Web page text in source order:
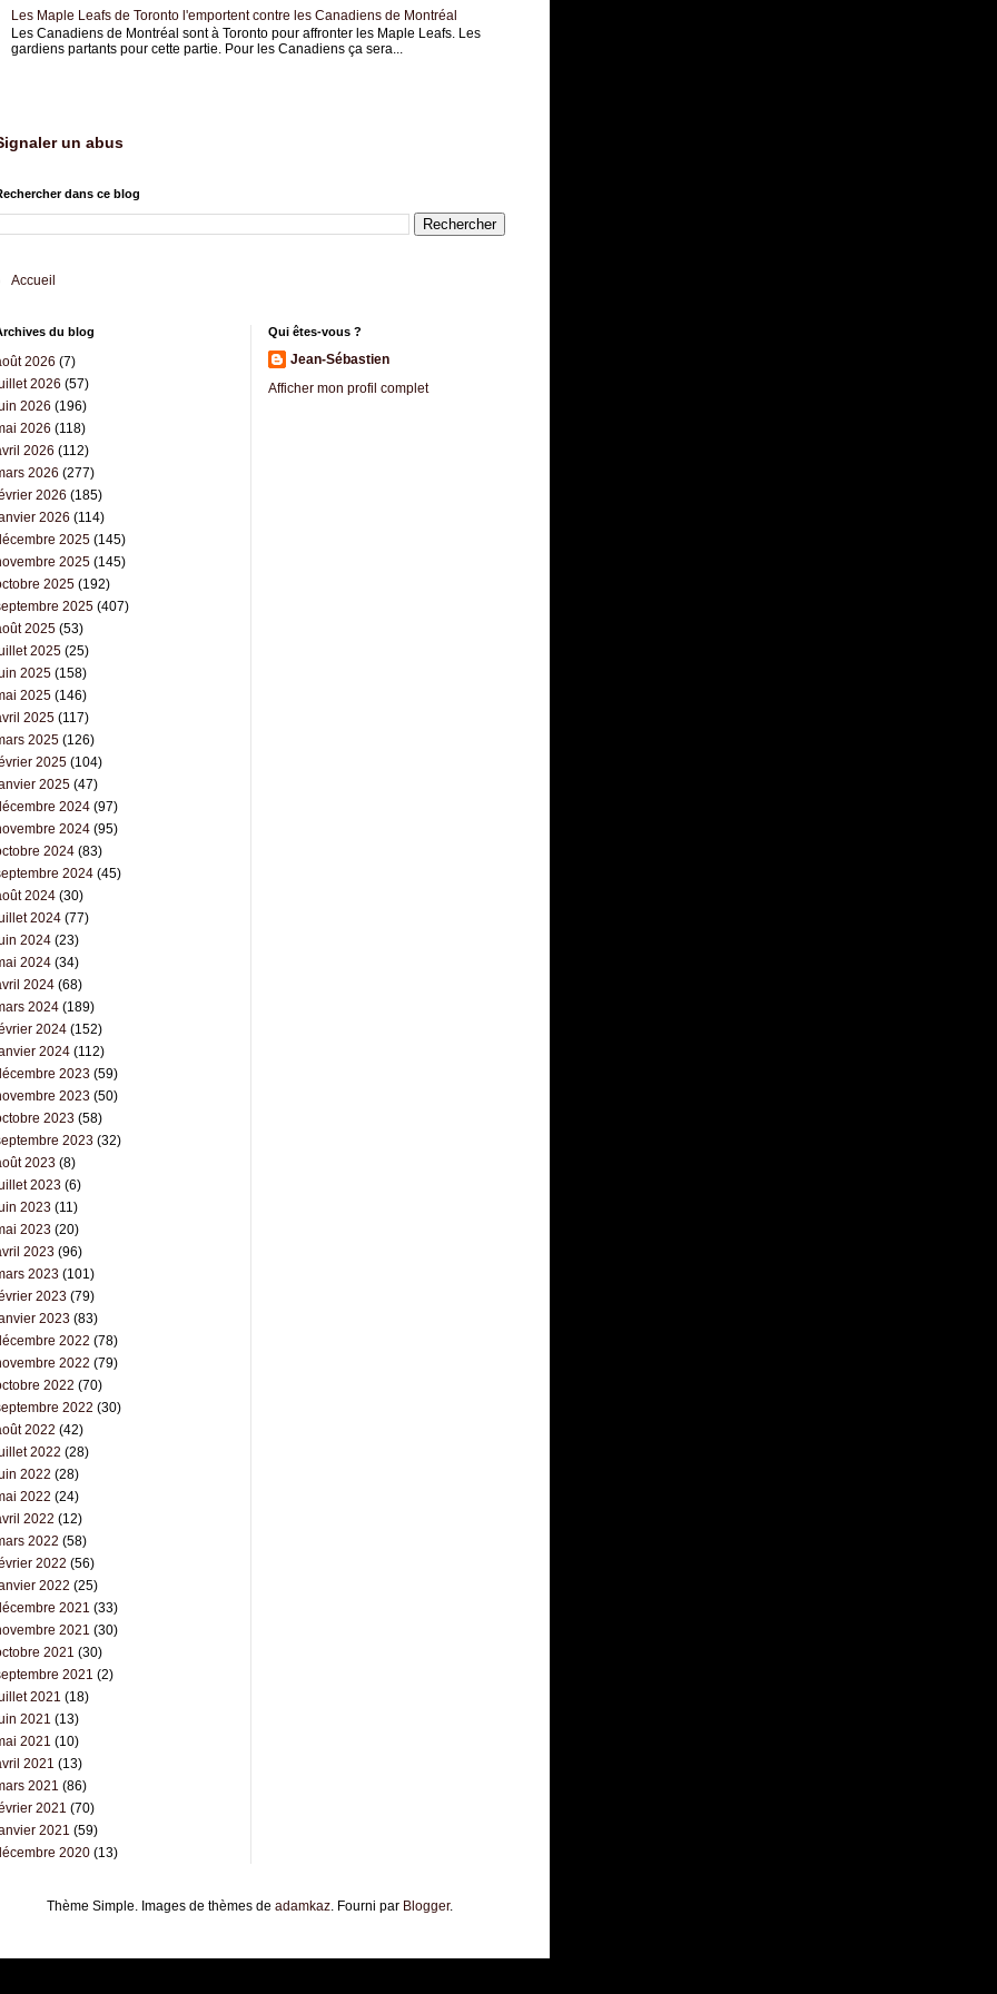
Les Maple Leafs de Toronto l'emportent contre les Canadiens de Montréal
Les Canadiens de Montréal sont à Toronto pour affronter les Maple Leafs. Les
gardiens partants pour cette partie. Pour les Canadiens ça sera...
un abus
dans ce blog
Accueil
du blog
2026 (7)
2026 (57)
2026 (196)
2026 (118)
2026 (112)
2026 (277)
2026 (185)
2026 (114)
2025(145)
2025(145)
2025(192)
2025(407)
2025(53)
2025(25)
2025(158)
2025(146)
2025(117)
2025(126)
2025(104)
2025(47)
2024(97)
2024(95)
2024(83)
2024(45)
2024(30)
2024(77)
2024(23)
2024(34)
2024(68)
2024(189)
2024(152)
2024(112)
2023(59)
2023(50)
2023(58)
2023(32)
2023(8)
2023(6)
2023(11)
2023(20)
2023(96)
2023(101)
2023(79)
2023(83)
2022 (78)
2022 (79)
2022 (70)
2022 (30)
2022 (42)
2022 (28)
2022 (28)
2022 (24)
2022 (12)
2022 (58)
2022 (56)
2022 (25)
2021 (33)
2021 (30)
2021 (30)
2021 (2)
2021 (18)
2021 (13)
2021 (10)
2021 (13)
2021 (86)
2021 (70)
2021 (59)
2020(13)
Qui êtes-vous ?
Jean-Sébastien
Afficher mon profil complet
Thème Simple. Images de thèmes de adamkaz. Fourni par Blogger.